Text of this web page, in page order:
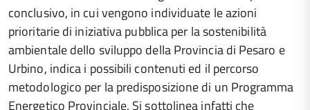
conclusivo, in cui vengono individuate le azioni
prioritarie di iniziativa pubblica per la sostenibilità
ambientale dello sviluppo della Provincia di Pesaro e
Urbino, indica i possibili contenuti ed il percorso
metodologico per la predisposizione di un Programma
Energetico Provinciale. Si sottolinea infatti che